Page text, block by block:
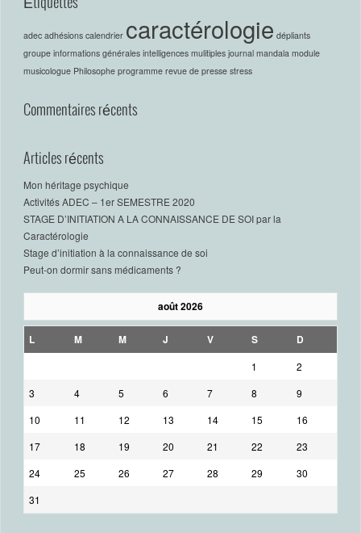
adec adhésions calendrier caractérologie dépliants
groupe informations générales intelligences mulitiples journal mandala module
musicologue Philosophe programme revue de presse stress
Commentaires récents
Articles récents
Mon héritage psychique
Activités ADEC – 1er SEMESTRE 2020
STAGE D’INITIATION A LA CONNAISSANCE DE SOI par la
Caractérologie
Stage d’initiation à la connaissance de soi
Peut-on dormir sans médicaments ?
août 2026
L M M J V S D
1
2
3
4 5 6 7 8
9
10
11 12 13 14 15
16
17
18 19 20 21 22
23
24
25 26 27 28 29
30
31